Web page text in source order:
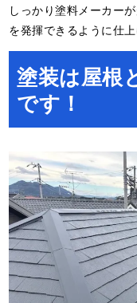
しっかり塗料メーカー
を発揮できるように仕
塗装は屋根
です！